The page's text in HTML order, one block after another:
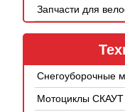
Запчасти для
Снегоуборочные
Мотоциклы